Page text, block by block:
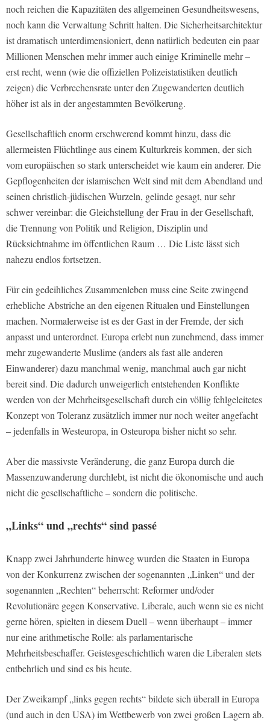
noch reichen die Kapazitäten des allgemeinen Gesundheitswesens,
noch kann die Verwaltung Schritt halten. Die Sicherheitsarchitektur
ist dramatisch unterdimensioniert, denn natürlich bedeuten ein paar
Millionen Menschen mehr immer auch einige Kriminelle mehr –
erst recht, wenn (wie die offiziellen Polizeistatistiken deutlich
zeigen) die Verbrechensrate unter den Zugewanderten deutlich
höher ist als in der angestammten Bevölkerung.
Gesellschaftlich enorm erschwerend kommt hinzu, dass die
allermeisten Flüchtlinge aus einem Kulturkreis kommen, der sich
vom europäischen so stark unterscheidet wie kaum ein anderer. Die
Gepflogenheiten der islamischen Welt sind mit dem Abendland und
seinen christlich-jüdischen Wurzeln, gelinde gesagt, nur sehr
schwer vereinbar: die Gleichstellung der Frau in der Gesellschaft,
die Trennung von Politik und Religion, Disziplin und
Rücksichtnahme im öffentlichen Raum … Die Liste lässt sich
nahezu endlos fortsetzen.
Für ein gedeihliches Zusammenleben muss eine Seite zwingend
erhebliche Abstriche an den eigenen Ritualen und Einstellungen
machen. Normalerweise ist es der Gast in der Fremde, der sich
anpasst und unterordnet. Europa erlebt nun zunehmend, dass immer
mehr zugewanderte Muslime (anders als fast alle anderen
Einwanderer) dazu manchmal wenig, manchmal auch gar nicht
bereit sind. Die dadurch unweigerlich entstehenden Konflikte
werden von der Mehrheitsgesellschaft durch ein völlig fehlgeleitetes
Konzept von Toleranz zusätzlich immer nur noch weiter angefacht
– jedenfalls in Westeuropa, in Osteuropa bisher nicht so sehr.
Aber die massivste Veränderung, die ganz Europa durch die
Massenzuwanderung durchlebt, ist nicht die ökonomische und auch
nicht die gesellschaftliche – sondern die politische.
„Links“ und „rechts“ sind passé
Knapp zwei Jahrhunderte hinweg wurden die Staaten in Europa
von der Konkurrenz zwischen der sogenannten „Linken“ und der
sogenannten „Rechten“ beherrscht: Reformer und/oder
Revolutionäre gegen Konservative. Liberale, auch wenn sie es nicht
gerne hören, spielten in diesem Duell – wenn überhaupt – immer
nur eine arithmetische Rolle: als parlamentarische
Mehrheitsbeschaffer. Geistesgeschichtlich waren die Liberalen stets
entbehrlich und sind es bis heute.
Der Zweikampf „links gegen rechts“ bildete sich überall in Europa
(und auch in den USA) im Wettbewerb von zwei großen Lagern ab.